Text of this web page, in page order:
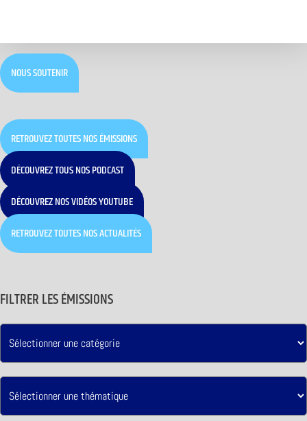
NOUS SOUTENIR
RETROUVEZ TOUTES NOS ÉMISSIONS
DÉCOUVREZ TOUS NOS PODCAST
DÉCOUVREZ NOS VIDÉOS YOUTUBE
RETROUVEZ TOUTES NOS ACTUALITÉS
FILTRER LES ÉMISSIONS